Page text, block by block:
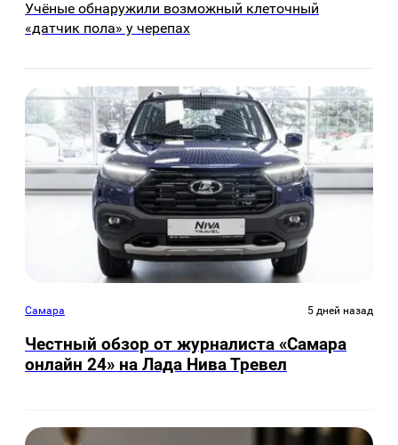
Учёные обнаружили возможный клеточный
«датчик пола» у черепах
Самара 5 дней назад
Честный обзор от журналиста «Самара
онлайн 24» на Лада Нива Тревел